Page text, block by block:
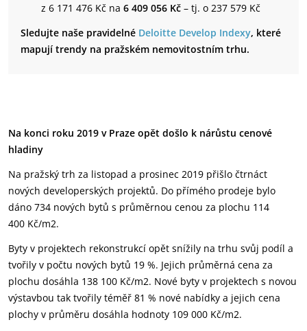
z 6 171 476 Kč na 6 409 056 Kč – tj. o 237 579 Kč
Sledujte naše pravidelné Deloitte Develop Indexy, které
mapují trendy na pražském nemovitostním trhu.
Na konci roku 2019 v Praze opět došlo k nárůstu cenové
hladiny
Na pražský trh za listopad a prosinec 2019 přišlo čtrnáct
nových developerských projektů. Do přímého prodeje bylo
dáno 734 nových bytů s průměrnou cenou za plochu 114
400 Kč/m2.
Byty v projektech rekonstrukcí opět snížily na trhu svůj podíl a
tvořily v počtu nových bytů 19 %. Jejich průměrná cena za
plochu dosáhla 138 100 Kč/m2. Nové byty v projektech s novou
výstavbou tak tvořily téměř 81 % nové nabídky a jejich cena
plochy v průměru dosáhla hodnoty 109 000 Kč/m2.